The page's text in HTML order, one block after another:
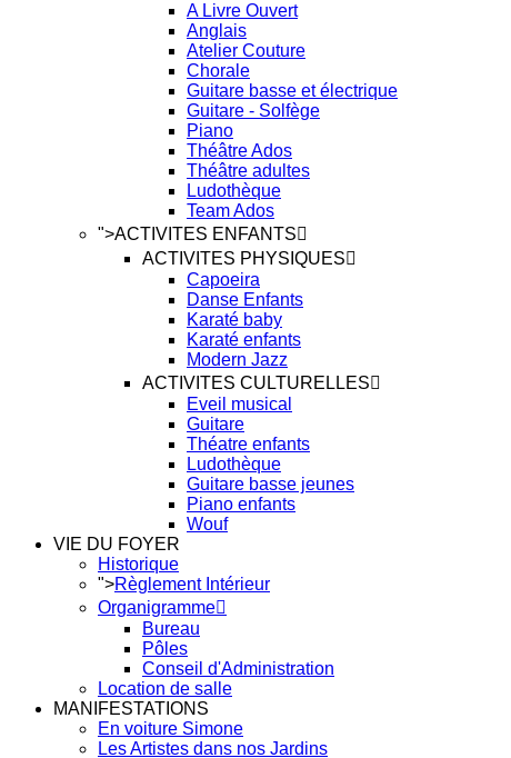
A Livre Ouvert
Anglais
Atelier Couture
Chorale
Guitare basse et électrique
Guitare - Solfège
Piano
Théâtre Ados
Théâtre adultes
Ludothèque
Team Ados
">ACTIVITES ENFANTS
ACTIVITES PHYSIQUES
Capoeira
Danse Enfants
Karaté baby
Karaté enfants
Modern Jazz
ACTIVITES CULTURELLES
Eveil musical
Guitare
Théatre enfants
Ludothèque
Guitare basse jeunes
Piano enfants
Wouf
VIE DU FOYER
Historique
">Règlement Intérieur
Organigramme
Bureau
Pôles
Conseil d'Administration
Location de salle
MANIFESTATIONS
En voiture Simone
Les Artistes dans nos Jardins